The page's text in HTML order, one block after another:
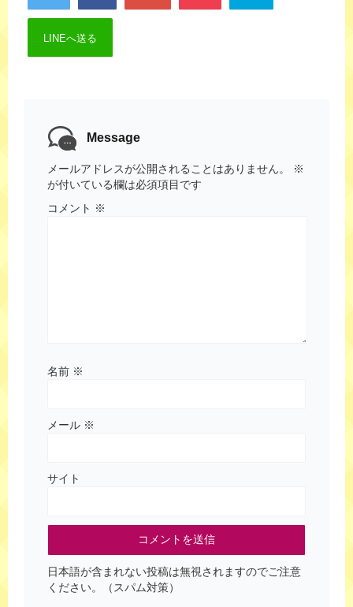
LINEへ送る
Message
メールアドレスが公開されることはありません。
※
が付いている欄は必須項目です
コメント ※
名前 ※
メール ※
サイト
日本語が含まれない投稿は無視されますのでご注意
ください。（スパム対策）